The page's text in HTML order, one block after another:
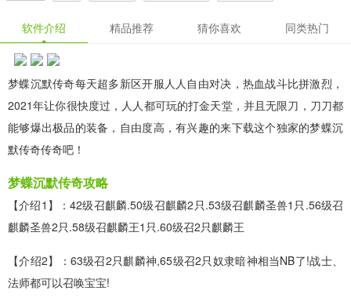
梦蝶沉默传奇手游精选专区
微变沉默复古风味传奇手游合集推荐专区
沉默传奇微变版复古风味手游下载集锦
微变沉默传奇复古风味手游集锦
软件介绍 精品推荐 猜你喜欢 同类热门
梦蝶沉默传奇每天超多新区开服人人自由对决，热血战斗比拼激烈，
2021年让你很快度过，人人都可玩的打金天堂，并且无限刀，刀刀都
能够爆出极品的装备，自由度高，有兴趣的来下载这个独家的梦蝶沉
默传奇传奇吧！
梦蝶沉默传奇攻略
【介绍1】：42级召麒麟.50级召麒麟2只.53级召麒麟圣兽1只.56级召
麒麟圣兽2只.58级召麒麟王1只.60级召2只麒麟王
【介绍2】：63级召2只麒麟神,65级召2只奴隶暗神相当NB了!战士、
法师都可以召唤宝宝!